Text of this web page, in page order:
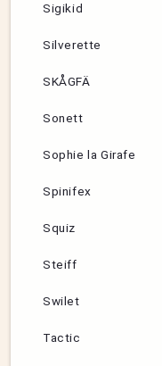
Sigikid
Silverette
SKÅGFÄ
Sonett
Sophie la Girafe
Spinifex
Squiz
Steiff
Swilet
Tactic